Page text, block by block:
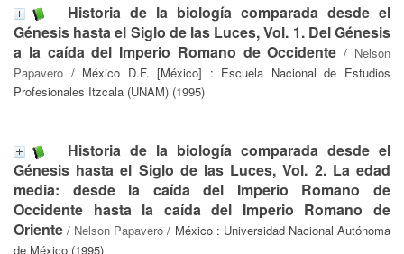
Historia de la biología comparada desde el
Génesis hasta el Siglo de las Luces, Vol. 1. Del Génesis
a la caída del Imperio Romano de Occidente / Nelson
Papavero / México D.F. [México] : Escuela Nacional de Estudios
Profesionales Itzcala (UNAM) (1995)
Historia de la biología comparada desde el
Génesis hasta el Siglo de las Luces, Vol. 2. La edad
media: desde la caída del Imperio Romano de
Occidente hasta la caída del Imperio Romano de
Oriente / Nelson Papavero / México : Universidad Nacional Autónoma
de México (1995)